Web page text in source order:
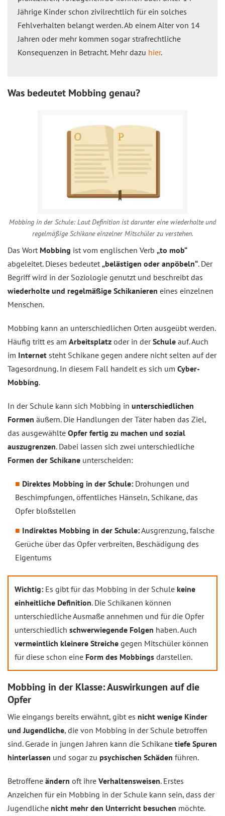
Jährige Kinder schon zivilrechtlich für ein solches
Fehlverhalten belangt werden. Ab einem Alter von 14
Jahren oder mehr kommen sogar strafrechtliche
Konsequenzen in Betracht. Mehr dazu hier.
Was bedeutet Mobbing genau?
Mobbing in der Schule: Laut Definition ist darunter eine wiederholte und
regelmäßige Schikane einzelner Mitschüler zu verstehen.
Das Wort Mobbing ist vom englischen Verb „to mob“
abgeleitet. Dieses bedeutet „belästigen oder anpöbeln“. Der
Begriff wird in der Soziologie genutzt und beschreibt das
wiederholte und regelmäßige Schikanieren eines einzelnen
Menschen.
Mobbing kann an unterschiedlichen Orten ausgeübt werden.
Häufig tritt es am Arbeitsplatz oder in derSchule auf. Auch
im Internet steht Schikane gegen andere nicht selten auf der
Tagesordnung. In diesem Fall handelt es sich um Cyber-
Mobbing.
In der Schule kann sich Mobbing in unterschiedlichen
Formen äußern. Die Handlungen der Täter haben das Ziel,
das ausgewählte Opfer fertig zu machen und sozial
auszugrenzen. Dabei lassen sich zwei unterschiedliche
Formen der Schikane unterscheiden:
Direktes Mobbing in der Schule: Drohungen und
Beschimpfungen, öffentliches Hänseln, Schikane, das
Opfer bloßstellen
Indirektes Mobbing in der Schule:Ausgrenzung, falsche
Gerüche über das Opfer verbreiten, Beschädigung des
Eigentums
Wichtig: Es gibt für das Mobbing in der Schule keine
einheitliche Definition. Die Schikanen können
unterschiedliche Ausmaße annehmen und für die Opfer
unterschiedlich schwerwiegende Folgen haben. Auch
vermeintlich kleinere Streiche gegen Mitschüler können
für diese schon eine Form des Mobbings darstellen.
Mobbing in der Klasse: Auswirkungen auf die
Opfer
Wie eingangs bereits erwähnt, gibt es nicht wenige Kinder
und Jugendliche, die von Mobbing in der Schule betroffen
sind. Gerade in jungen Jahren kann die Schikane tiefe Spuren
hinterlassen und sogar zu psychischen Schäden führen.
Betroffene ändern oft ihre Verhaltensweisen. Erstes
Anzeichen für ein Mobbing in der Schule kann sein, dass der
Jugendliche nicht mehr den Unterricht besuchen möchte.